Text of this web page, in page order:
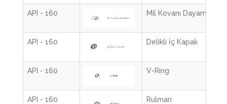
API - 160 Mil Kovanı Dayaması
API - 160 Delikli İç Kapak
API - 160 V-Ring
API - 160 Rulman